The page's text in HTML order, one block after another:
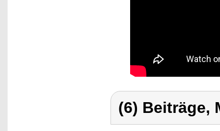
(6) Beiträge,